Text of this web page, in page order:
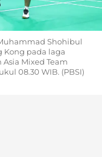
Shohibul
Kong pada laga
Mixed Team
08.30 WIB. (PBSI)